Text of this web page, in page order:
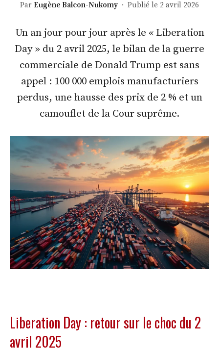
Par Eugène Balcon-Nukomy · Publié le 2 avril 2026
Un an jour pour jour après le « Liberation
Day » du 2 avril 2025, le bilan de la guerre
commerciale de Donald Trump est sans
appel : 100 000 emplois manufacturiers
perdus, une hausse des prix de 2 % et un
camouflet de la Cour suprême.
Liberation Day : retour sur le choc du 2
avril 2025